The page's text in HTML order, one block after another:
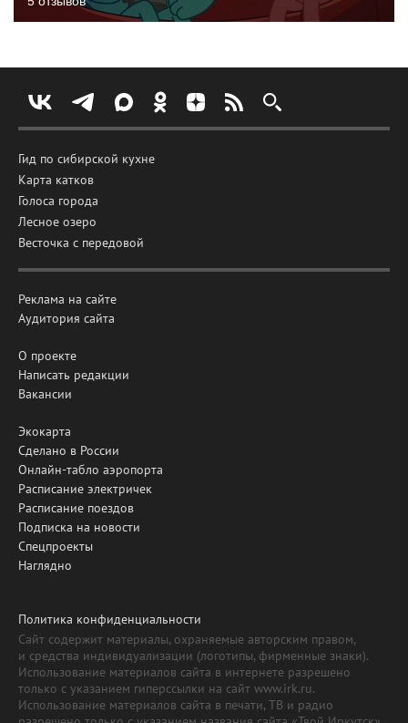
Гид по сибирской кухне
Карта катков
Голоса города
Лесное озеро
Весточка с передовой
Реклама на сайте
Аудитория сайта
О проекте
Написать редакции
Вакансии
Экокарта
Сделано в России
Онлайн-табло аэропорта
Расписание электричек
Расписание поездов
Подписка на новости
Спецпроекты
Наглядно
Политика конфиденциальности
Сайт содержит материалы, охраняемые авторским правом,
и средства индивидуализации (логотипы, фирменные знаки).
Использование материалов сайта в интернете разрешено
только с указанием гиперссылки на сайт www.irk.ru.
Использование материалов сайта в печати, ТВ и радио